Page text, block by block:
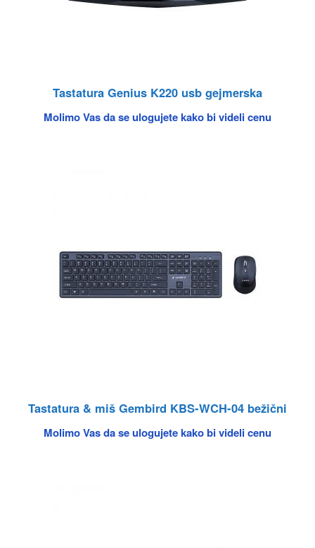
Tastatura Genius K220 usb gejmerska
Molimo Vas da se ulogujete kako bi videli cenu
Tastatura & miš Gembird KBS-WCH-04 bežični
Molimo Vas da se ulogujete kako bi videli cenu